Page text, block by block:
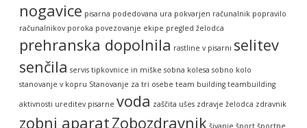
nogavice pisarna podedovana ura pokvarjen računalnik popravilo
računalnikov poroka povezovanje ekipe pregled želodca
prehranska dopolnila rastline v pisarni selitev
senčila servis tipkovnice in miške sobna kolesa sobno kolo
stanovanje v kopru Stanovanje za tri osebe team building teambuilding
aktivnosti ureditev pisarne voda zaščita ušes zdravje želodca zdravnik
zobni aparatZobozdravnik šivanje šport športne